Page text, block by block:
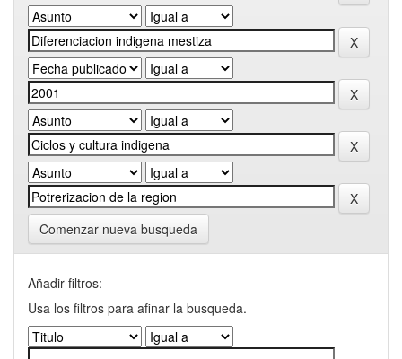
Comenzar nueva busqueda
Añadir filtros:
Usa los filtros para afinar la busqueda.